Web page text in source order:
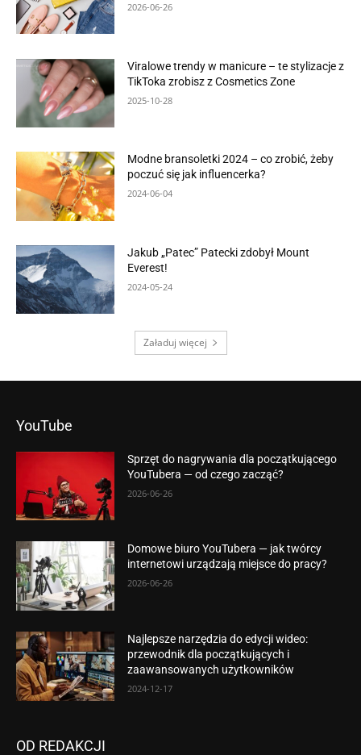
2026-06-26
Viralowe trendy w manicure – te stylizacje z
TikToka zrobisz z Cosmetics Zone
2025-10-28
Modne bransoletki 2024 – co zrobić, żeby
poczuć się jak influencerka?
2024-06-04
Jakub „Patec” Patecki zdobył Mount
Everest!
2024-05-24
Załaduj więcej
YouTube
Sprzęt do nagrywania dla początkującego
YouTubera — od czego zacząć?
2026-06-26
Domowe biuro YouTubera — jak twórcy
internetowi urządzają miejsce do pracy?
2026-06-26
Najlepsze narzędzia do edycji wideo:
przewodnik dla początkujących i
zaawansowanych użytkowników
2024-12-17
OD REDAKCJI